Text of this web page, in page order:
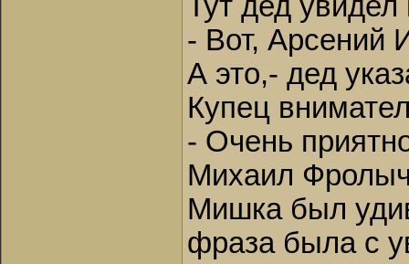
- Вот, Арсений
А это,- дед
Купец
- Очень
Михаил
Мишка был
фраза была с